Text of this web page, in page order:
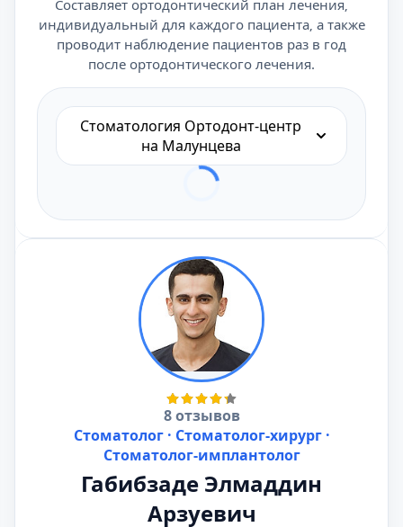
Составляет ортодонтический план лечения‚
индивидуальный для каждого пациента‚ а также
проводит наблюдение пациентов раз в год
после ортодонтического лечения.
Стоматология Ортодонт-центр
на Малунцева
8 отзывов
Стоматолог · Стоматолог-хирург ·
Стоматолог-имплантолог
Габибзаде Элмаддин
Арзуевич